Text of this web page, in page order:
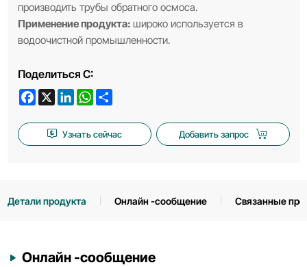
производить трубы обратного осмоса.
Применение продукта: широко используется в
водоочистной промышленности.
Поделиться С:
Facebook
X LinkedInWhatsApp
Share
Узнать сейчас Добавить запрос
Детали продукта Онлайн -сообщение Связанные
Онлайн -сообщение